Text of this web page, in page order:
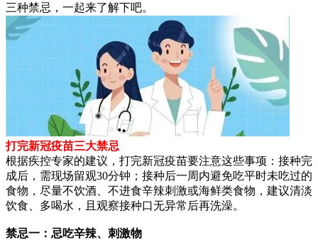
三种禁忌，一起来了解下吧。
打完新冠疫苗三大禁忌
根据疾控专家的建议，打完新冠疫苗要注意这些事项：接种完
成后，需现场留观30分钟；接种后一周内避免吃平时未吃过的
食物，尽量不饮酒、不进食辛辣刺激或海鲜类食物，建议清淡
饮食、多喝水，且观察接种口无异常后再洗澡。
禁忌一：忌吃辛辣、刺激物